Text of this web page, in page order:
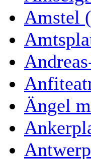
Amstel
Ängel